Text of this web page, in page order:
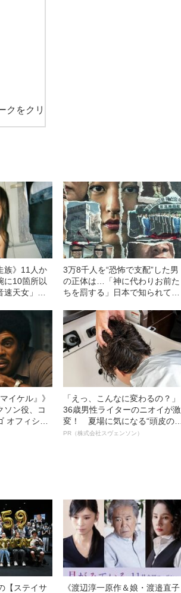
クをクリ
族》11人か
に10箇所以
天女」初
3万8千人を“恐怖で支配”した男
の正体は…「神に代わりお前た
ちを罰する」日本で知られてい
条理な結末
イケル』》
ソン役、コ
オフィシャ
「えっ、こんなに変わるの？」
36歳男性ライターのニオイが激
変！ 夏場に気になる“頭皮のニ
オイ”や“ベタつき”を解消す
PR（株式会社スヴェンソン）
【ステイサ
《渡辺淳一原作＆娘・渡邉直子